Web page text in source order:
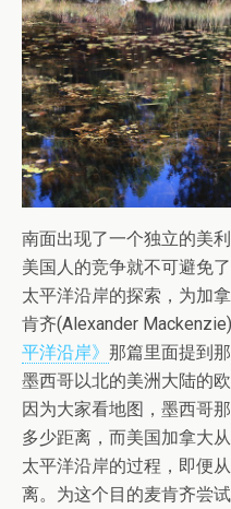
南面出现了一个独立的美
美国人的竞争就不可避免
太平洋沿岸的探索，为加
肯齐(Alexander
平洋沿岸》 那篇里面提到
墨西哥以北的美洲大陆的
因为大家看地图，墨西哥
多少距离，而美国加拿大
太平洋沿岸的过程，即便
离。为这个目的麦肯齐尝